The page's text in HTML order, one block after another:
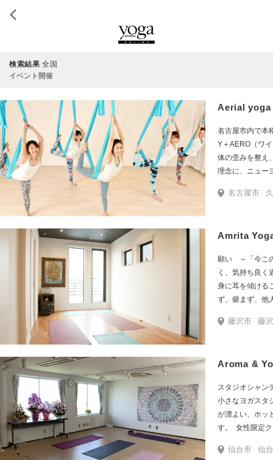
検索結果 全国
イベント開催
Aerial yoga
名古屋市内で本
Y＋AERO（ワイプラスエ
体の歪みを整え
理念に、ニュー
が、初心者から
り、オーナーの
な、白とターコ
“健康”になる
よりお待ちして
名古屋市 久
Amrita
願い ～「今こ
く、気持ち良く
身に耳を傾ける
ず、僻まず、他
コンセプト ～
智をお伝えして
する時間もあ
ガはこうでな
の山頂を目指す
りが自分に合っ
ストラクターも
藤沢市 藤沢駅北口から徒歩6~7分
Aroma &
スタジオシャン
小さなヨガスタ
が漂よい、ホッ
す。 ​​ 女性限定
整ヨガ、肩甲骨
仙台市 仙台